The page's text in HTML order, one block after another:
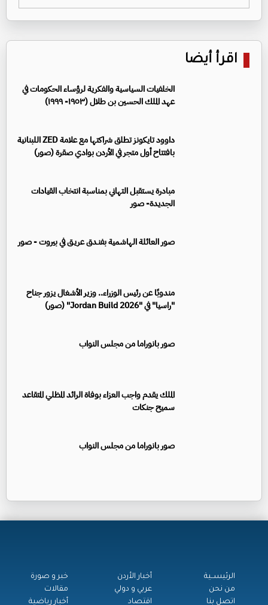
اقرأ أيضا
الخلفيات السياسية والفكرية لرؤساء الحكومات في
عهد الملك الحسين بن طلال (١٩٥٣- ١٩٩٩)
داوود تايكونز تطلق شراكتها مع علامة ZED اللبنانية
بافتتاح أول متجر في الأردن بوادي صقرة (صور)
مبادرة يستقبل التهاني بمناسبة انتخاب القيادات
الجديدة- صور
صور العائلة الهاشمية بفنـدق عريـق في بيروت - صور
مندوبًا عن رئيس الوزراء.. وزير الأشغال يزور جناح
"راسيا" في "Jordan Build 2026" (صور)
صور بانوراما من مجلس النواب
الملك يقدم واجب العزاء بوفاة الرائد المظلي المتقاعد
سميح جنكات
صور بانوراما من مجلس النواب
الرئيســية
من نحن
اتصل بنا
أخبار الأردن
عربي و دولي
اقتصاد
خبر و صورة
مقالات
أخبار رياضية